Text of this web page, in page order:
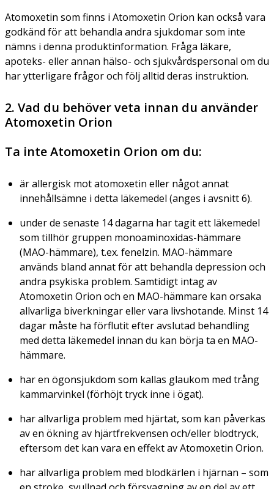
Atomoxetin som finns i Atomoxetin Orion kan också vara
godkänd för att behandla andra sjukdomar som inte
nämns i denna produktinformation. Fråga läkare,
apoteks- eller annan hälso- och sjukvårdspersonal om du
har ytterligare frågor och följ alltid deras instruktion.
2. Vad du behöver veta innan du använder
Atomoxetin Orion
Ta inte Atomoxetin Orion om du:
är allergisk mot atomoxetin eller något annat
innehållsämne i detta läkemedel (anges i avsnitt 6).
under de senaste 14 dagarna har tagit ett läkemedel
som tillhör gruppen monoaminoxidas-hämmare
(MAO-hämmare), t.ex. fenelzin. MAO-hämmare
används bland annat för att behandla depression och
andra psykiska problem. Samtidigt intag av
Atomoxetin Orion och en MAO-hämmare kan orsaka
allvarliga biverkningar eller vara livshotande. Minst 14
dagar måste ha förflutit efter avslutad behandling
med detta läkemedel innan du kan börja ta en MAO-
hämmare.
har en ögonsjukdom som kallas glaukom med trång
kammarvinkel (förhöjt tryck inne i ögat).
har allvarliga problem med hjärtat, som kan påverkas
av en ökning av hjärtfrekvensen och/eller blodtryck,
eftersom det kan vara en effekt av Atomoxetin Orion.
har allvarliga problem med blodkärlen i hjärnan – som